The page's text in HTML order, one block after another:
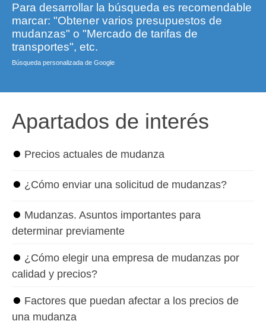
Para desarrollar la búsqueda es recomendable
marcar: "Obtener varios presupuestos de
mudanzas" o "Mercado de tarifas de
transportes", etc.
Búsqueda personalizada de Google
Apartados de interés
⏺ Precios actuales de mudanza
⏺ ¿Cómo enviar una solicitud de mudanzas?
⏺ Mudanzas. Asuntos importantes para
determinar previamente
⏺ ¿Cómo elegir una empresa de mudanzas por
calidad y precios?
⏺ Factores que puedan afectar a los precios de
una mudanza